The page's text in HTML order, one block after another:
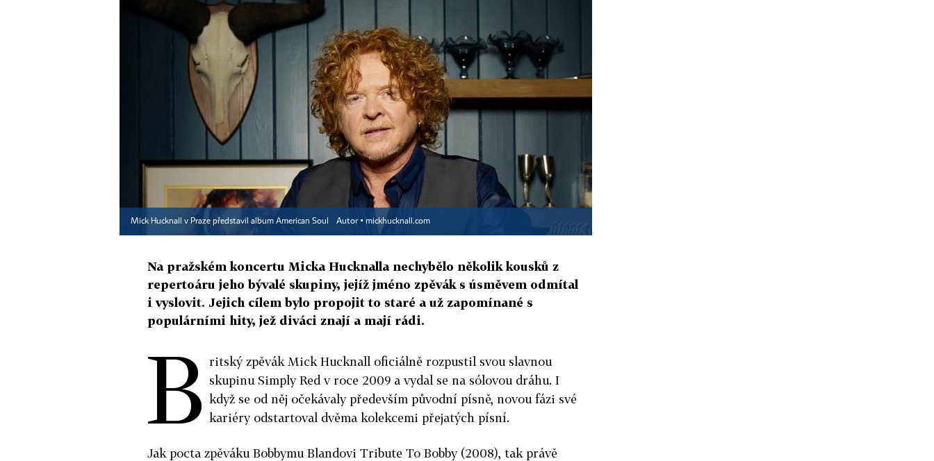
Mick Hucknall v Praze představil album American Soul Autor ▪ mickhucknall.com
Na pražském koncertu Micka Hucknalla nechybělo několik kousků z
repertoáru jeho bývalé skupiny, jejíž jméno zpěvák s úsměvem odmítal
i vyslovit. Jejich cílem bylo propojit to staré a už zapomínané s
populárními hity, jež diváci znají a mají rádi.
B ritský zpěvák Mick Hucknall oficiálně rozpustil svou slavnou
skupinu Simply Red v roce 2009 a vydal se na sólovou dráhu. I
když se od něj očekávaly především původní písně, novou fázi své
kariéry odstartoval dvěma kolekcemi přejatých písní.
Jak pocta zpěváku Bobbymu Blandovi Tribute To Bobby (2008), tak právě